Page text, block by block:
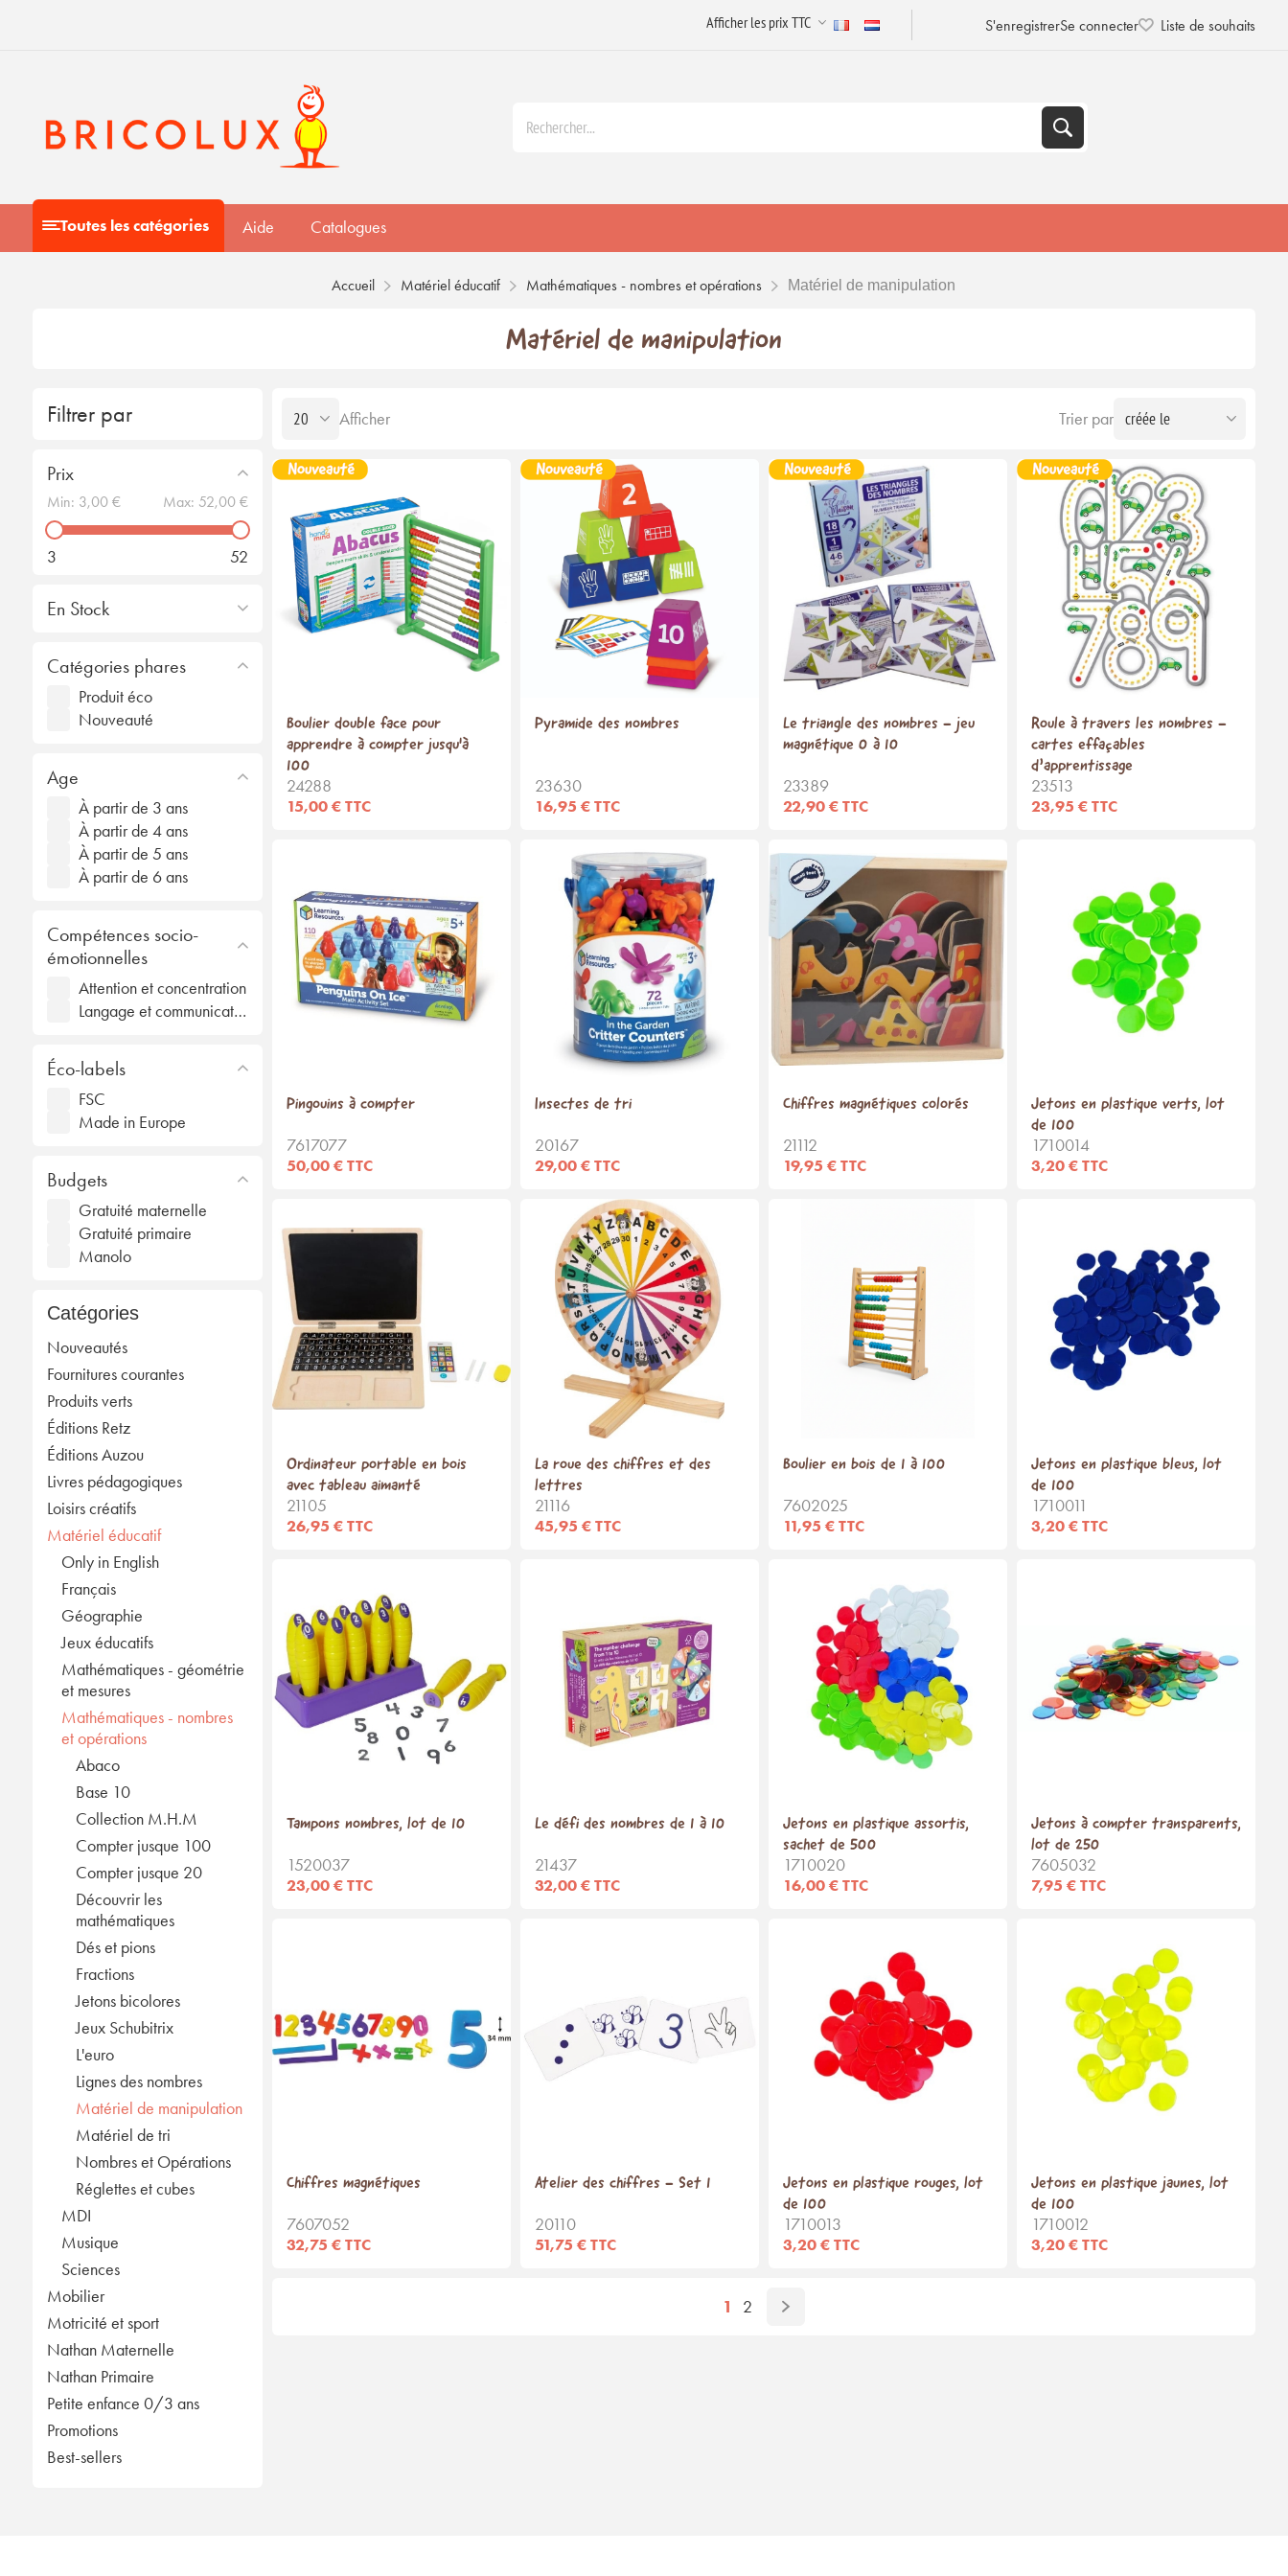
S'enregistrerSe connecter Liste de souhaits
Toutes les catégories Aide Catalogues
Accueil Matériel éducatif Mathématiques - nombres et opérations Matériel de manipulation
Filtrer par
Prix
Min: 3,00 € Max: 52,00 €
3 52
En Stock
Catégories phares
Produit éco
Nouveauté
Age
À partir de 3 ans
À partir de 4 ans
À partir de 5 ans
À partir de 6 ans
Compétences socio-
émotionnelles
Attention et concentration
Langage et communication
Éco-labels
FSC
Made in Europe
Budgets
Gratuité maternelle
Gratuité primaire
Manolo
Catégories
Nouveautés
Fournitures courantes
Produits verts
Éditions Retz
Éditions Auzou
Livres pédagogiques
Loisirs créatifs
Matériel éducatif
Only in English
Français
Géographie
Jeux éducatifs
Mathématiques - géométrie
et mesures
Mathématiques - nombres
et opérations
Abaco
Base 10
Collection M.H.M
Compter jusque 100
Compter jusque 20
Découvrir les
mathématiques
Dés et pions
Fractions
Jetons bicolores
Jeux Schubitrix
L'euro
Lignes des nombres
Matériel de manipulation
Matériel de tri
Nombres et Opérations
Réglettes et cubes
MDI
Musique
Sciences
Mobilier
Motricité et sport
Nathan Maternelle
Nathan Primaire
Petite enfance 0/3 ans
Promotions
Best-sellers
Matériel de manipulation
Trier par
Afficher
Boulier double face pour
apprendre à compter jusqu'à
100
24288
15,00 € TTC
Pyramide des nombres
23630
16,95 € TTC
Le triangle des nombres - jeu
magnétique 0 à 10
23389
22,90 € TTC
Roule à travers les nombres -
cartes effaçables
d’apprentissage
23513
23,95 € TTC
Pingouins à compter
7617077
50,00 € TTC
Insectes de tri
20167
29,00 € TTC
Chiffres magnétiques colorés
21112
19,95 € TTC
Jetons en plastique verts, lot
de 100
1710014
3,20 € TTC
Ordinateur portable en bois
avec tableau aimanté
21105
26,95 € TTC
La roue des chiffres et des
lettres
21116
45,95 € TTC
Boulier en bois de 1 à 100
7602025
11,95 € TTC
Jetons en plastique bleus, lot
de 100
1710011
3,20 € TTC
Tampons nombres, lot de 10
1520037
23,00 € TTC
Le défi des nombres de 1 à 10
21437
32,00 € TTC
Jetons en plastique assortis,
sachet de 500
1710020
16,00 € TTC
Jetons à compter transparents,
lot de 250
7605032
7,95 € TTC
Chiffres magnétiques
7607052
32,75 € TTC
Atelier des chiffres - Set 1
20110
51,75 € TTC
Jetons en plastique rouges, lot
de 100
1710013
3,20 € TTC
Jetons en plastique jaunes, lot
de 100
1710012
3,20 € TTC
1 2